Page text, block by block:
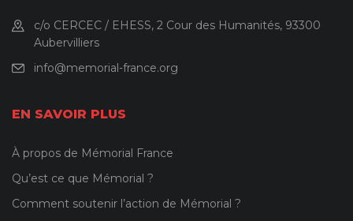
c/o CERCEC / EHESS, 2 Cour des Humanités, 93300
Aubervilliers
info@memorial-france.org
EN SAVOIR PLUS
À propos de Mémorial France
Qu’est ce que Mémorial ?
Comment soutenir l’action de Mémorial ?